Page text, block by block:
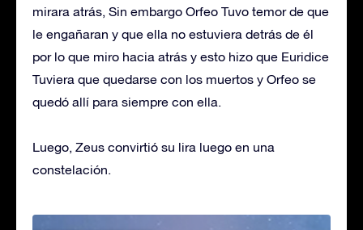
mirara atrás, Sin embargo Orfeo Tuvo temor de que
le engañaran y que ella no estuviera detrás de él
por lo que miro hacia atrás y esto hizo que Euridice
Tuviera que quedarse con los muertos y Orfeo se
quedó allí para siempre con ella.
Luego, Zeus convirtió su lira luego en una
constelación.